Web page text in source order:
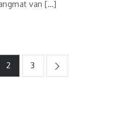
van […]
2 3